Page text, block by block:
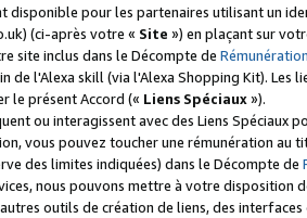
disponible pour les partenaires utilisant un
(ci-après votre « Site ») en plaçant sur
site inclus dans le Décompte de
de l'Alexa skill (via l'Alexa Shopping Kit).
le présent Accord (« Liens Spéciaux»).
ou interagissent avec des Liens Spéciaux
vous pouvez toucher une rémunération
des limites indiquées) dans le Décompte de
nous pouvons mettre à votre disposition
outils de création de liens, des